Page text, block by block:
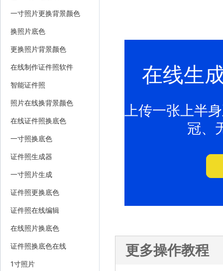
一寸照片更换背景颜色
换照片底色
更换照片背景颜色
在线制作证件照软件
智能证件照
照片在线换背景颜色
在线证件照换底色
一寸照换底色
证件照生成器
一寸照片生成
证件照更换底色
证件照在线编辑
在线照片换底色
证件照换底色在线
1寸照片
在线生
上传一张上半
冠、
更多操作教程